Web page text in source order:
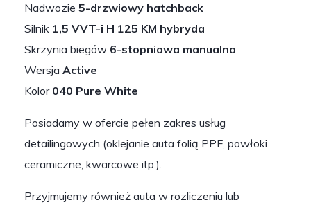
Nadwozie 5-drzwiowy hatchback
Silnik 1,5 VVT-i H 125 KM hybryda
Skrzynia biegów 6-stopniowa manualna
Wersja Active
Kolor 040 Pure White
Posiadamy w ofercie pełen zakres usług
detailingowych (oklejanie auta folią PPF, powłoki
ceramiczne, kwarcowe itp.).
Przyjmujemy również auta w rozliczeniu lub